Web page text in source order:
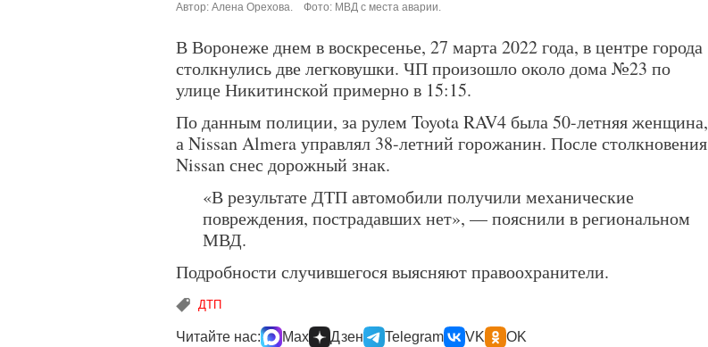
Автор: Алена Орехова. Фото: МВД с места аварии.
В Воронеже днем в воскресенье, 27 марта 2022 года, в центре города
столкнулись две легковушки. ЧП произошло около дома №23 по
улице Никитинской примерно в 15:15.
По данным полиции, за рулем Toyota RAV4 была 50-летняя женщина,
а Nissan Almera управлял 38-летний горожанин. После столкновения
Nissan снес дорожный знак.
«В результате ДТП автомобили получили механические
повреждения, пострадавших нет», — пояснили в региональном
МВД.
Подробности случившегося выясняют правоохранители.
ДТП
Читайте нас: Max Дзен Telegram VK OK